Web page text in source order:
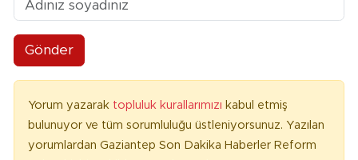
Gönder
Yorum yazarak topluluk kurallarımızı kabul etmiş
bulunuyor ve tüm sorumluluğu üstleniyorsunuz. Yazılan
yorumlardan Gaziantep Son Dakika Haberler Reform